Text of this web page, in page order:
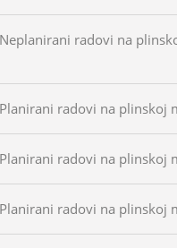
radovi na
radovi na plinskoj
radovi na plinskoj
radovi na plinskoj